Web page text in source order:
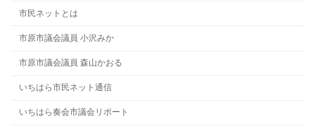
市民ネットとは
市原市議会議員 小沢みか
市原市議会議員 森山かおる
いちはら市民ネット通信
いちはら奏会市議会リポート